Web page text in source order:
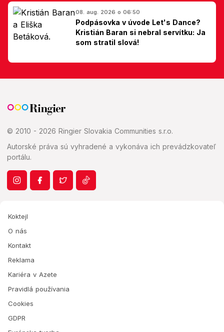
08. aug. 2026 o 06:50
Podpásovka v úvode Let's Dance?
Kristián Baran si nebral servítku: Ja
som stratil slová!
© 2010 - 2026 Ringier Slovakia Communities s.r.o.
Autorské práva sú vyhradené a vykonáva ich prevádzkovateľ
portálu.
Koktejl
O nás
Kontakt
Reklama
Kariéra v Azete
Pravidlá používania
Cookies
GDPR